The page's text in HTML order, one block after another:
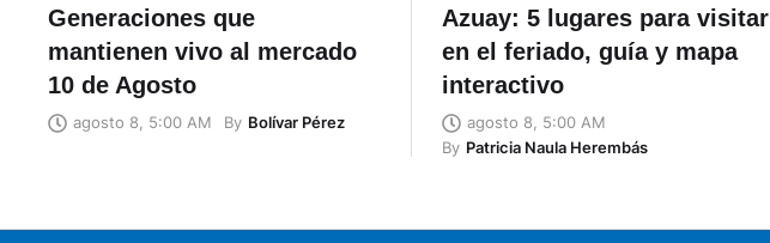
Generaciones que
mantienen vivo al mercado
10 de Agosto
agosto 8, 5:00 AM By Bolívar Pérez
Azuay: 5 lugares para visitar
en el feriado, guía y mapa
interactivo
agosto 8, 5:00 AM
By Patricia Naula Herembás